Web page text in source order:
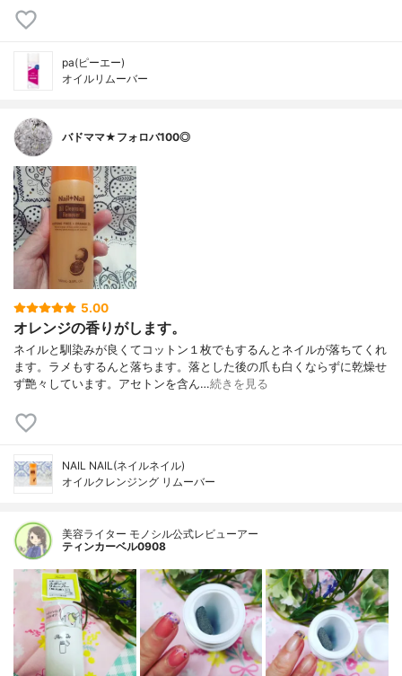
pa(ピーエー)
オイルリムーバー
バドママ★フォロバ100◎
5.00
オレンジの香りがします。
ネイルと馴染みが良くてコットン１枚でもするんとネイルが落ちてくれ
ます。ラメもするんと落ちます。落とした後の爪も白くならずに乾燥せ
ず艶々しています。アセトンを含ん…続きを見る
NAIL NAIL(ネイルネイル)
オイルクレンジング リムーバー
美容ライター モノシル公式レビューアー
ティンカーベル0908